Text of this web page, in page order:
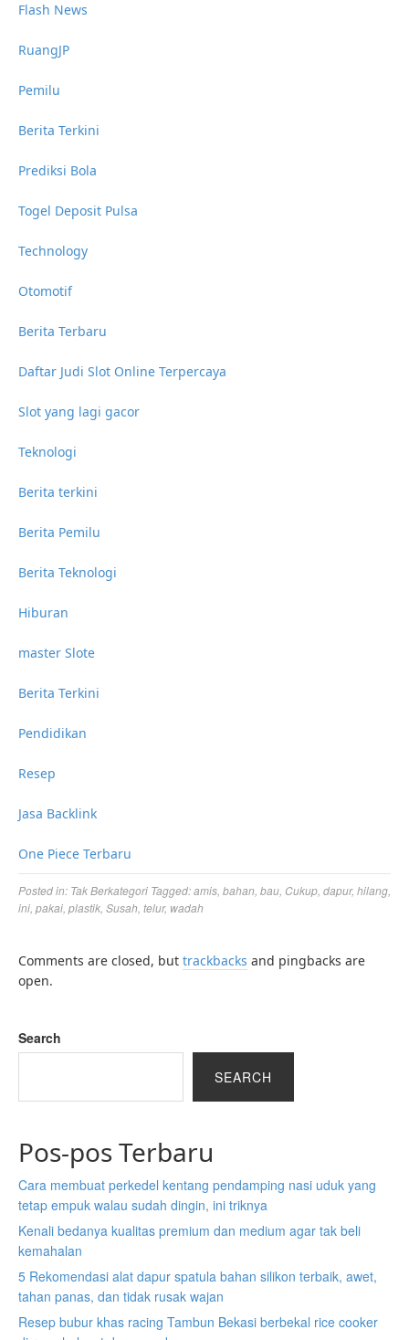
Flash News
RuangJP
Pemilu
Berita Terkini
Prediksi Bola
Togel Deposit Pulsa
Technology
Otomotif
Berita Terbaru
Daftar Judi Slot Online Terpercaya
Slot yang lagi gacor
Teknologi
Berita terkini
Berita Pemilu
Berita Teknologi
Hiburan
master Slote
Berita Terkini
Pendidikan
Resep
Jasa Backlink
One Piece Terbaru
Posted in: Tak Berkategori Tagged:amis bahan bau Cukup dapur, hilang
ini pakai plastik Susah telur, wadah
Comments are closed, but trackbacks and pingbacks are
open.
Search
SEARCH
Pos-pos Terbaru
Cara membuat perkedel kentang pendamping nasi uduk yang
tetap empuk walau sudah dingin, ini triknya
Kenali bedanya kualitas premium dan medium agar tak beli
kemahalan
5 Rekomendasi alat dapur spatula bahan silikon terbaik, awet,
tahan panas, dan tidak rusak wajan
Resep bubur khas racing Tambun Bekasi berbekal rice cooker